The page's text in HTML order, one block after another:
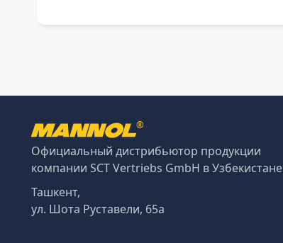
®
Официальный дистрибьютор продукции
компании SCT Vertriebs GmbH в Узбекистане
Ташкент,
ул. Шота Руставели, 65а